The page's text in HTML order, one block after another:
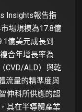
Insights報告指
場規模為17.8億
億美元成長到
合年增長率為
CVD/ALD）與乾
流量的精準度與
伸科所供應的超
其在半導體產業